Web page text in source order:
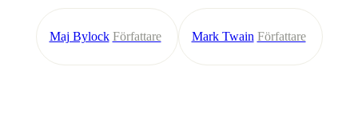
Maj Bylock Författare Mark Twain Författare